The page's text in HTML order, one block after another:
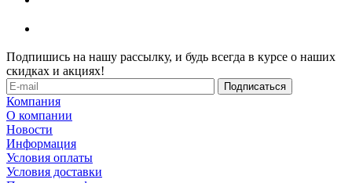
Подпишись на нашу рассылку, и будь всегда в курсе о наших
скидках и акциях!
Компания
О компании
Новости
Информация
Условия оплаты
Условия доставки